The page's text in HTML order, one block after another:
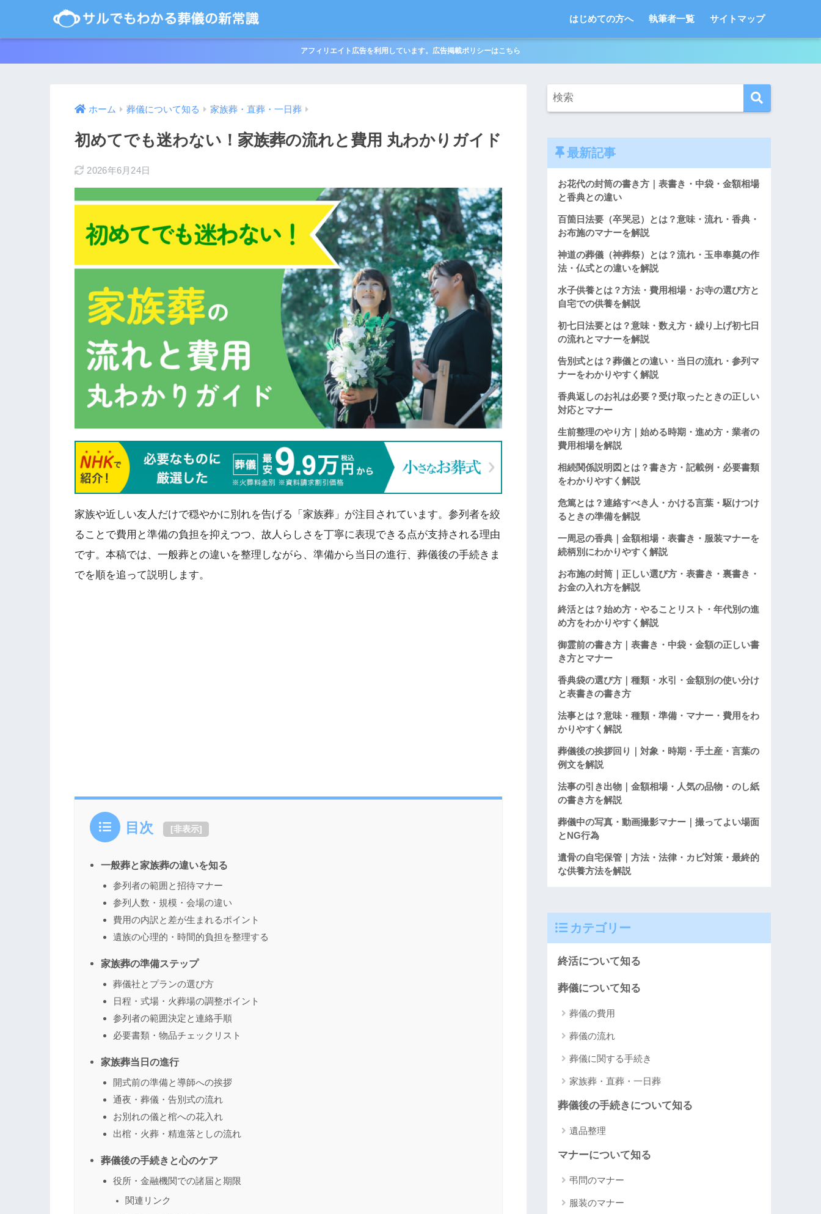
はじめての方へ 執筆者一覧 サイトマップ
アフィリエイト広告を利用しています。広告掲載ポリシーはこちら
ホーム 葬儀について知る 家族葬・直葬・一日葬
初めてでも迷わない！家族葬の流れと費用 丸わかりガイド
2026年6月24日
家族や近しい友人だけで穏やかに別れを告げる「家族葬」が注目されています。参列者を絞
ることで費用と準備の負担を抑えつつ、故人らしさを丁寧に表現できる点が支持される理由
です。本稿では、一般葬との違いを整理しながら、準備から当日の進行、葬儀後の手続きま
でを順を追って説明します。
目次 [非表示]
一般葬と家族葬の違いを知る
参列者の範囲と招待マナー
参列人数・規模・会場の違い
費用の内訳と差が生まれるポイント
遺族の心理的・時間的負担を整理する
家族葬の準備ステップ
葬儀社とプランの選び方
日程・式場・火葬場の調整ポイント
参列者の範囲決定と連絡手順
必要書類・物品チェックリスト
家族葬当日の進行
開式前の準備と導師への挨拶
通夜・葬儀・告別式の流れ
お別れの儀と棺への花入れ
出棺・火葬・精進落としの流れ
葬儀後の手続きと心のケア
役所・金融機関での諸届と期限
関連リンク
最新記事
お花代の封筒の書き方｜表書き・中袋・金額相場
と香典との違い
百箇日法要（卒哭忌）とは？意味・流れ・香典・
お布施のマナーを解説
神道の葬儀（神葬祭）とは？流れ・玉串奉奠の作
法・仏式との違いを解説
水子供養とは？方法・費用相場・お寺の選び方と
自宅での供養を解説
初七日法要とは？意味・数え方・繰り上げ初七日
の流れとマナーを解説
告別式とは？葬儀との違い・当日の流れ・参列マ
ナーをわかりやすく解説
香典返しのお礼は必要？受け取ったときの正しい
対応とマナー
生前整理のやり方｜始める時期・進め方・業者の
費用相場を解説
相続関係説明図とは？書き方・記載例・必要書類
をわかりやすく解説
危篤とは？連絡すべき人・かける言葉・駆けつけ
るときの準備を解説
一周忌の香典｜金額相場・表書き・服装マナーを
続柄別にわかりやすく解説
お布施の封筒｜正しい選び方・表書き・裏書き・
お金の入れ方を解説
終活とは？始め方・やることリスト・年代別の進
め方をわかりやすく解説
御霊前の書き方｜表書き・中袋・金額の正しい書
き方とマナー
香典袋の選び方｜種類・水引・金額別の使い分け
と表書きの書き方
法事とは？意味・種類・準備・マナー・費用をわ
かりやすく解説
葬儀後の挨拶回り｜対象・時期・手土産・言葉の
例文を解説
法事の引き出物｜金額相場・人気の品物・のし紙
の書き方を解説
葬儀中の写真・動画撮影マナー｜撮ってよい場面
とNG行為
遺骨の自宅保管｜方法・法律・カビ対策・最終的
な供養方法を解説
カテゴリー
終活について知る
葬儀について知る
葬儀の費用
葬儀の流れ
葬儀に関する手続き
家族葬・直葬・一日葬
葬儀後の手続きについて知る
遺品整理
マナーについて知る
弔問のマナー
服装のマナー